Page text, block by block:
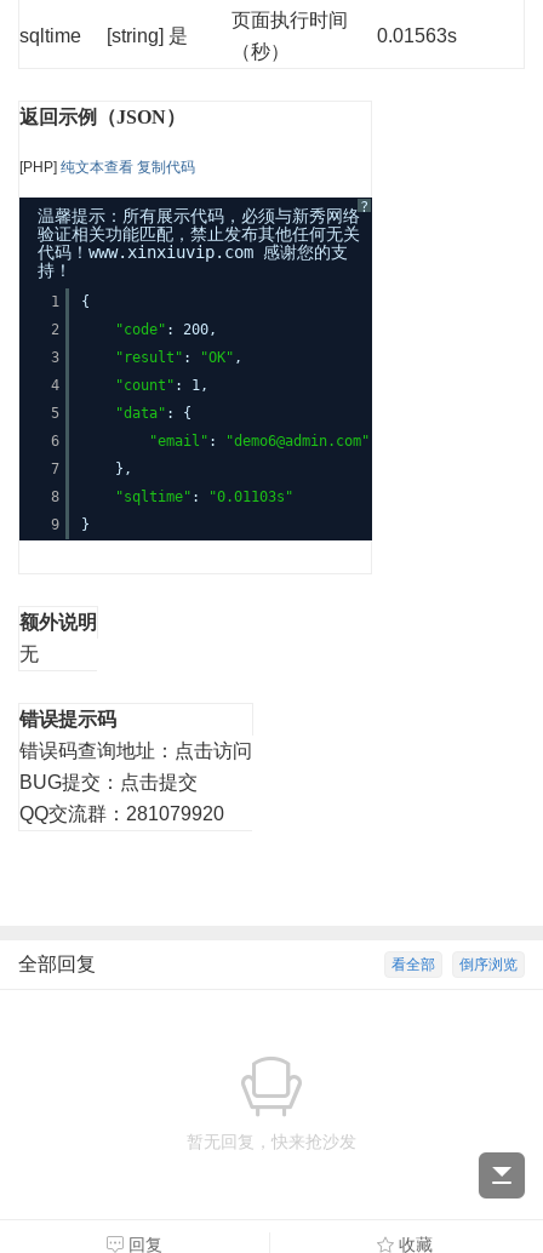
sqltime [string] 是
页面执行时间
（秒）
0.01563s
返回示例（JSON）
[PHP] 纯文本查看 复制代码
?
温馨提示：所有展示代码，必须与新秀网络
验证相关功能匹配，禁止发布其他任何无关
代码！www.xinxiuvip.com 感谢您的支
持！
1
2
3
4
5
6
7
8
9
{
"code" : 200,
"result" : "OK" ,
"count" : 1,
"data" : {
"email" :
"demo6@admin.com"
},
"sqltime" :
"0.01103s"
}
额外说明
无
错误提示码
错误码查询地址： 点击访问
BUG提交： 点击提交
QQ交流群：281079920
倒序浏览
看全部
全部回复
暂无回复，快来抢沙发
回复 收藏